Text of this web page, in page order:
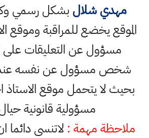
مهدي شلال بشكل رسمي
الموقع يخضع للمراقبة وموقع
مسؤول عن التعليقات على
شخص مسؤول عن نفسه عند
بحيث لا يتحمل موقع
مسؤولية قانونية
ملاحظة مهمة : لاتنسى دائما